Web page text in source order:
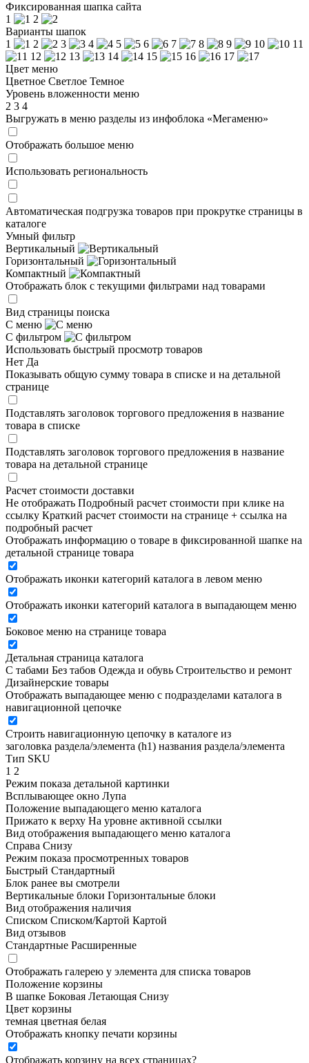
Фиксированная шапка сайта
1
2
Варианты шапок
1
2 3 4 5 6 7 8 9 10
11
12
13 14 15 16
17
Цвет меню
Цветное Светлое Темное
Уровень вложенности меню
2 3 4
Выгружать в меню разделы из инфоблока «Мегаменю»
Отображать большое меню
Использовать региональность
Автоматическая подгрузка товаров при прокрутке страницы в
каталоге
Умный фильтр
Вертикальный
Горизонтальный
Компактный
Отображать блок с текущими фильтрами над товарами
Вид страницы поиска
С меню
С фильтром
Использовать быстрый просмотр товаров
Нет Да
Показывать общую сумму товара в списке и на детальной
странице
Подставлять заголовок торгового предложения в название
товара в списке
Подставлять заголовок торгового предложения в название
товара на детальной странице
Расчет стоимости доставки
Не отображать Подробный расчет стоимости при клике на
ссылку Краткий расчет стоимости на странице + ссылка на
подробный расчет
Отображать информацию о товаре в фиксированной шапке на
детальной странице товара
Отображать иконки категорий каталога в левом меню
Отображать иконки категорий каталога в выпадающем меню
Боковое меню на странице товара
Детальная страница каталога
С табами Без табов Одежда и обувь Строительство и ремонт
Дизайнерские товары
Отображать выпадающее меню с подразделами каталога в
навигационной цепочке
Строить навигационную цепочку в каталоге из
заголовка раздела/элемента (h1) названия раздела/элемента
Тип SKU
1 2
Режим показа детальной картинки
Всплывающее окно Лупа
Положение выпадающего меню каталога
Прижато к верху На уровне активной ссылки
Вид отображения выпадающего меню каталога
Справа Снизу
Режим показа просмотренных товаров
Быстрый Стандартный
Блок ранее вы смотрели
Вертикальные блоки Горизонтальные блоки
Вид отображения наличия
Списком Списком/Картой Картой
Вид отзывов
Стандартные Расширенные
Отображать галерею у элемента для списка товаров
Положение корзины
В шапке Боковая Летающая Снизу
Цвет корзины
темная цветная белая
Отображать кнопку печати корзины
Отображать корзину на всех страницах?